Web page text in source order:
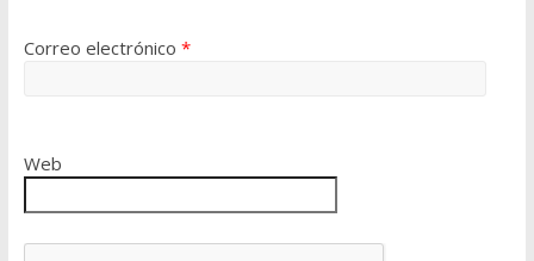
Correo electrónico *
Web